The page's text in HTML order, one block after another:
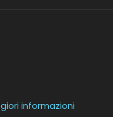
informazioni